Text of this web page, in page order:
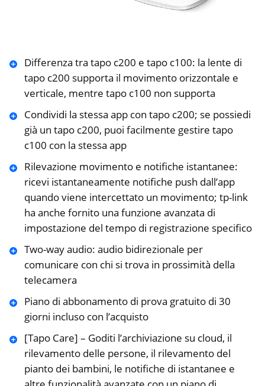
Differenza tra tapo c200 e tapo c100: la lente di
tapo c200 supporta il movimento orizzontale e
verticale, mentre tapo c100 non supporta
Condividi la stessa app con tapo c200; se possiedi
già un tapo c200, puoi facilmente gestire tapo
c100 con la stessa app
Rilevazione movimento e notifiche istantanee:
ricevi istantaneamente notifiche push dall’app
quando viene intercettato un movimento; tp-link
ha anche fornito una funzione avanzata di
impostazione del tempo di registrazione specifico
Two-way audio: audio bidirezionale per
comunicare con chi si trova in prossimità della
telecamera
Piano di abbonamento di prova gratuito di 30
giorni incluso con l’acquisto
[Tapo Care] – Goditi l’archiviazione su cloud, il
rilevamento delle persone, il rilevamento del
pianto dei bambini, le notifiche di istantanee e